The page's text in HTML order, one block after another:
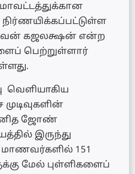
நிர்ணயிக்கப்பட்டுள்ள
கஜலக்ஷன் என்ற
பெற்றுள்ளார்
வெளியாகிய
ஜோண்
இருந்து
151
மேல் புள்ளிகளைப்